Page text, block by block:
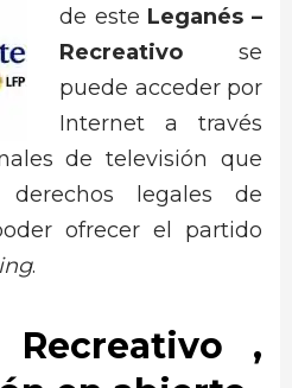
de este Leganés –
Recreativo se
puede acceder por
Internet a través
de televisión que
legales de
ofrecer el partido
.
Recreativo ,